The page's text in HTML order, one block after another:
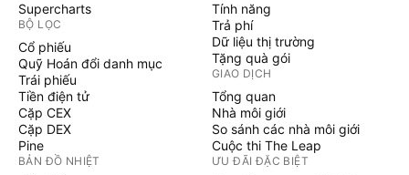
Supercharts
BỘ LỌC
Cổ phiếu
Quỹ Hoán đổi danh mục
Trái phiếu
Tiền điện tử
Cặp CEX
Cặp DEX
Pine
BẢN ĐỒ NHIỆT
Tính năng
Trả phí
Dữ liệu thị trường
Tặng quà gói
GIAO DỊCH
Tổng quan
Nhà môi giới
So sánh các nhà môi giới
Cuộc thi The Leap
ƯU ĐÃI ĐẶC BIỆT